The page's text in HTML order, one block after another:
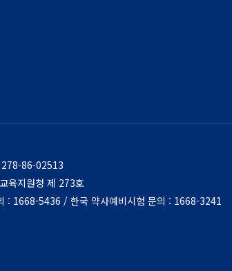
278-86-02513
육지원청 제 273호
: 1668-5436 / 한국 약사예비시험 문의 : 1668-3241